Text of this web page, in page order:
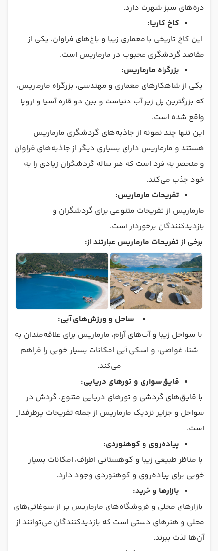
دره‌های سبز شهرت دارد.
کاخ کاریا:
این کاخ تاریخی با معماری زیبا و باغ‌های فراوان، یکی از
مقاصد گردشگری محبوب در مارماریس است.
بزرگراه مارماریس:
یکی از شاهکارهای معماری و مهندسی، بزرگراه مارماریس،
که بزرگترین پل زیر آب دنیاست و بین دو قاره آسیا و اروپا
واقع شده است.
این تنها چند نمونه از جاذبه‌های گردشگری مارماریس
هستند و مارماریس دارای بسیاری دیگر از جاذبه‌های فراوان
و منحصر به فرد است که هر ساله گردشگران زیادی را به
خود جذب می‌کند.
تفریحات مارماریس:
مارماریس از تفریحات متنوعی برای گردشگران و
بازدیدکنندگان برخوردار است.
برخی از تفریحات مارماریس عبارتند از:
ساحل و ورزش‌های آبی:
با سواحل زیبا و آب‌های آرام، مارماریس برای علاقه‌مندان به
شنا، غواصی، و اسکی آبی امکانات بسیار خوبی را فراهم
می‌کند.
قایق‌سواری و تورهای دریایی:
با قایق‌های گردشی و تورهای دریایی متنوع، گردش در
سواحل و جزایر نزدیک مارماریس از جمله تفریحات پرطرفدار
است.
پیاده‌روی و کوهنوردی:
با مناظر طبیعی زیبا و کوهستانی اطراف، امکانات بسیار
خوبی برای پیاده‌روی و کوهنوردی وجود دارد.
بازارها و خرید:
بازارهای محلی و فروشگاه‌های مارماریس پر از سوغاتی‌های
محلی و هنرهای دستی است که بازدیدکنندگان می‌توانند از
آن‌ها لذت ببرند.